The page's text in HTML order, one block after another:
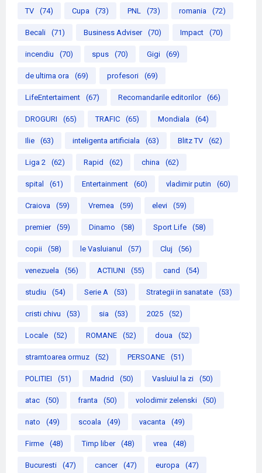
TV (74) Cupa (73) PNL (73) romania (72)
Becali (71) Business Adviser (70) Impact (70)
incendiu (70) spus (70) Gigi (69)
de ultima ora (69) profesori (69)
LifeEntertaiment (67) Recomandarile editorilor (66)
DROGURI (65) TRAFIC (65) Mondiala (64)
Ilie (63) inteligenta artificiala (63) Blitz TV (62)
Liga 2 (62) Rapid (62) china (62)
spital (61) Entertainment (60) vladimir putin (60)
Craiova (59) Vremea (59) elevi (59)
premier (59) Dinamo (58) Sport Life (58)
copii (58) le Vasluianul (57) Cluj (56)
venezuela (56) ACTIUNI (55) cand (54)
studiu (54) Serie A (53) Strategii in sanatate (53)
cristi chivu (53) sia (53) 2025 (52)
Locale (52) ROMANE (52) doua (52)
stramtoarea ormuz (52) PERSOANE (51)
POLITIEI (51) Madrid (50) Vasluiul la zi (50)
atac (50) franta (50) volodimir zelenski (50)
nato (49) scoala (49) vacanta (49)
Firme (48) Timp liber (48) vrea (48)
Bucuresti (47) cancer (47) europa (47)